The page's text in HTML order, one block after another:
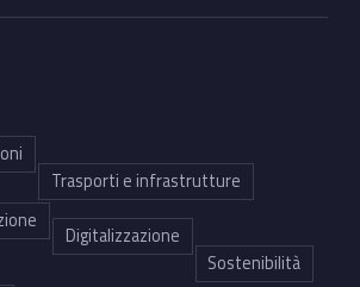
Trasporti e infrastrutture
Digitalizzazione
Sostenibilità